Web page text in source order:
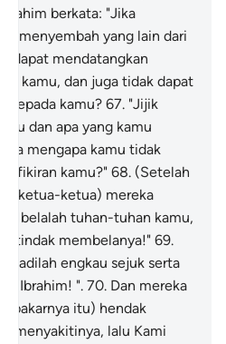
Ibrahim berkata: "Jika
menyembah yang lain dari
dapat mendatangkan
kamu, dan juga tidak dapat
kepada kamu? 67. "Jijik
dan apa yang kamu
mengapa kamu tidak
fikiran kamu?" 68. (Setelah
ketua-ketua) mereka
belalah tuhan-tuhan kamu,
membelanya!" 69.
jadilah engkau sejuk serta
Ibrahim! ". 70. Dan mereka
itu) hendak
menyakitinya, lalu Kami